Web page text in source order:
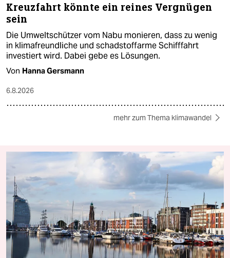
Kreuzfahrt könnte ein reines Vergnügen
sein
Die Umweltschützer vom Nabu monieren, dass zu wenig
in klimafreundliche und schadstoffarme Schifffahrt
investiert wird. Dabei gebe es Lösungen.
Von Hanna Gersmann
6.8.2026
mehr zum Thema klimawandel